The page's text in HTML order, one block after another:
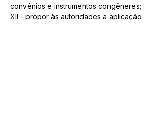
convênios e instrumentos congêneres;
XII - propor às autoridades a aplicação